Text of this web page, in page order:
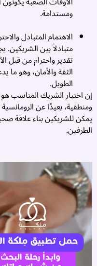
ومستدامة.
الاهتمام المتبادل
متبادلاً بين
تقدير واحترام من قبل
الثقة والأمان، وهو ما
الطويل.
إن اختيار الشريك المناسب
ومنطقية، بعيدًا عن
يمكن للشريكين بناء علاقة
الطرفين.